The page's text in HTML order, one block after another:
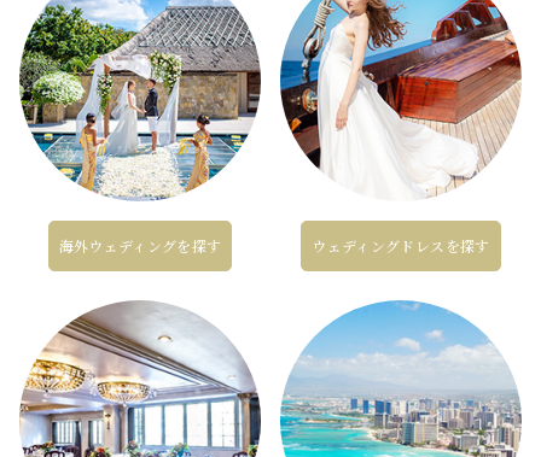
海外ウェディングを探す ウェディングドレスを探す